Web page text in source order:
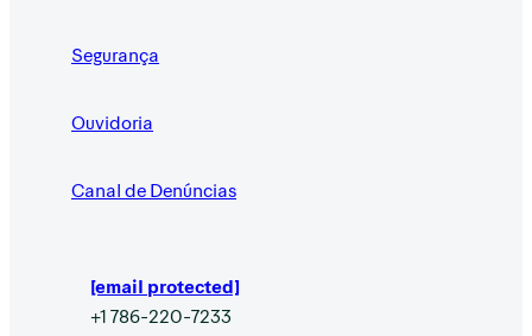
Segurança
Ouvidoria
Canal de Denúncias
[email protected]
+1 786-220-7233